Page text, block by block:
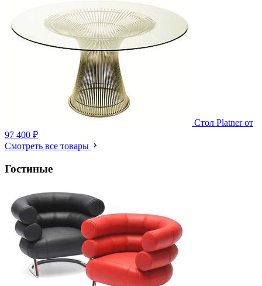
Стол Platner от
97 400 ₽
Смотреть все товары
Гостиные